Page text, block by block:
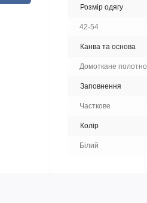
Розмір одягу
42-54
Канва та основа
Домоткане полотно
Заповнення
Часткове
Колір
Білий